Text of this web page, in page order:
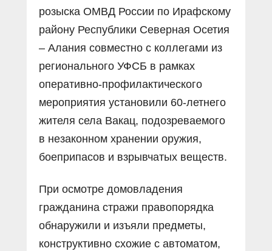
розыска ОМВД России по Ирафскому
району Республики Северная Осетия
– Алания совместно с коллегами из
регионального УФСБ в рамках
оперативно-профилактического
мероприятия установили 60-летнего
жителя села Вакац, подозреваемого
в незаконном хранении оружия,
боеприпасов и взрывчатых веществ.
При осмотре домовладения
гражданина стражи правопорядка
обнаружили и изъяли предметы,
конструктивно схожие с автоматом,